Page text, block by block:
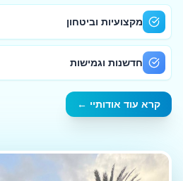
מקצועיות וביטחון
חדשנות וגמישות
קרא עוד אודותיי ←